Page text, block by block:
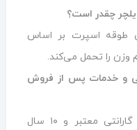
چقدر است؟
مدل ۷۰۳ رنگی طوقه اسپرت بر اساس
و خدمات پس از فروش
بله، این ویلچر با یک سال گارانتی معتبر و ۱۰ سال